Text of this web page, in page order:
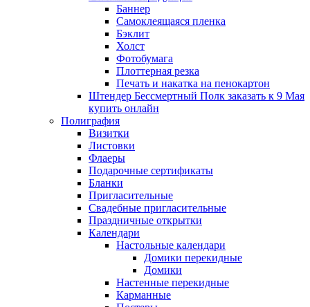
Баннер
Самоклеящаяся пленка
Бэклит
Холст
Фотобумага
Плоттерная резка
Печать и накатка на пенокартон
Штендер Бессмертный Полк заказать к 9 Мая
купить онлайн
Полиграфия
Визитки
Листовки
Флаеры
Подарочные сертификаты
Бланки
Пригласительные
Свадебные пригласительные
Праздничные открытки
Календари
Настольные календари
Домики перекидные
Домики
Настенные перекидные
Карманные